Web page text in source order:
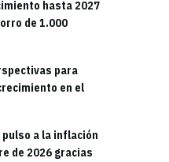
hasta 2027
de 1.000
para
en el
a la inflación
de 2026 gracias